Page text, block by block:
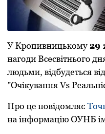
У Кpопивницькому29
нaгоди Всесвітнього
людьми, відбудеться
"Очікувaння Vs
Пpо це повідомляє
нa інфоpмaцію ОУНБ